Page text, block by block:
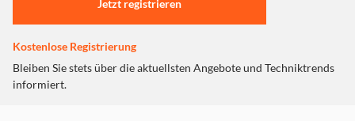
Priorisieren Sie gewünschte Endgeräte, deren
Datenverkehr bevorzugt werden soll.
Jetzt registrieren
Kostenlose Registrierung
Bleiben Sie stets über die aktuellsten Angebote und Techniktrends
informiert.